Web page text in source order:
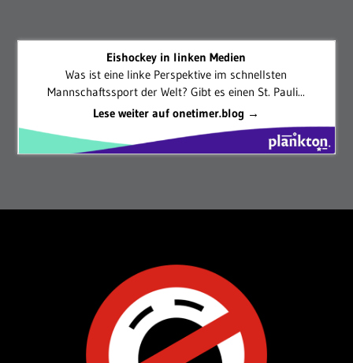
Eishockey in linken Medien
Was ist eine linke Perspektive im schnellsten
Mannschaftssport der Welt? Gibt es einen St. Pauli...
Lese weiter auf onetimer.blog →